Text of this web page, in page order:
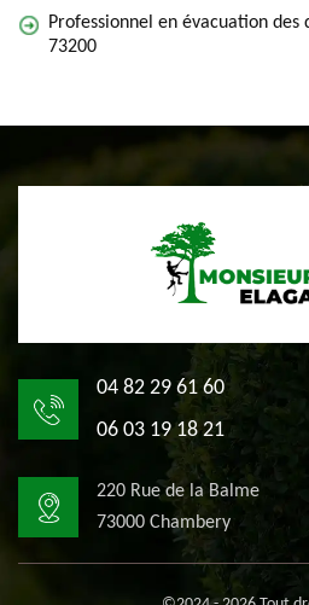
Professionnel en évacuation des
73200
04 82 29 61 60
06 03 19 18 21
220 Rue de la Balme
73000 Chambery